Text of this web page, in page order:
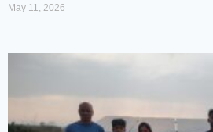
May 11, 2026